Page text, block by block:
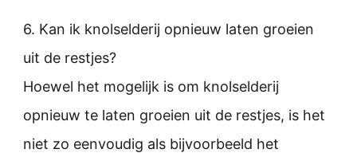
6. Kan ik knolselderij opnieuw laten groeien
uit de restjes?
Hoewel het mogelijk is om knolselderij
opnieuw te laten groeien uit de restjes, is het
niet zo eenvoudig als bijvoorbeeld het